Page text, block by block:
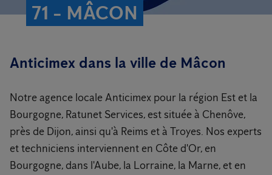
71 - MÂCON
Anticimex dans la ville de Mâcon
Notre agence locale Anticimex pour la région Est et la
Bourgogne, Ratunet Services, est située à Chenôve,
près de Dijon, ainsi qu'à Reims et à Troyes. Nos experts
et techniciens interviennent en Côte d'Or, en
Bourgogne, dans l'Aube, la Lorraine, la Marne, et en